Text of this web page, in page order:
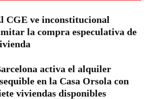
CGE ve inconstitucional
la compra especulativa de
activa el alquiler
en la Casa Orsola con
viviendas disponibles